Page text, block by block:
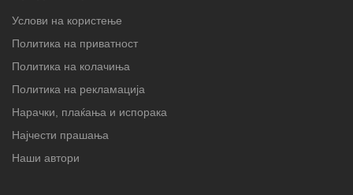
Услови на користење
Политика на приватност
Политика на колачиња
Политика на рекламација
Нарачки, плаќања и испорака
Најчести прашања
Наши автори